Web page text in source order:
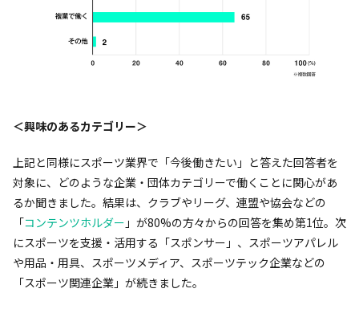
＜興味のあるカテゴリー＞
上記と同様にスポーツ業界で「今後働きたい」と答えた回答者を
対象に、どのような企業・団体カテゴリーで働くことに関心があ
るか聞きました。結果は、クラブやリーグ、連盟や協会などの
「コンテンツホルダー 」が80%の方々からの回答を集め第1位。次
にスポーツを支援・活用する「スポンサー」、スポーツアパレル
や用品・用具、スポーツメディア、スポーツテック企業などの
「スポーツ関連企業」が続きました。